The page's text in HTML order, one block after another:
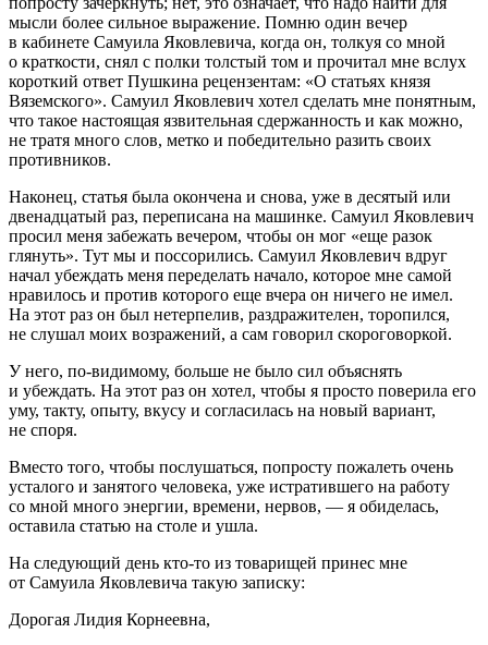
мысли более сильное выражение. Помню один вечер
в кабинете Самуила Яковлевича, когда он, толкуя со мной
о краткости, снял с полки толстый том и прочитал мне вслух
короткий ответ Пушкина рецензентам: «О статьях князя
Вяземского». Самуил Яковлевич хотел сделать мне понятным,
что такое настоящая язвительная сдержанность и как можно,
не тратя много слов, метко и победительно разить своих
противников.
Наконец, статья была окончена и снова, уже в десятый или
двенадцатый раз, переписана на машинке. Самуил Яковлевич
просил меня забежать вечером, чтобы он мог «еще разок
глянуть». Тут мы и поссорились. Самуил Яковлевич вдруг
начал убеждать меня переделать начало, которое мне самой
нравилось и против которого еще вчера он ничего не имел.
На этот раз он был нетерпелив, раздражителен, торопился,
не слушал моих возражений, а сам говорил скороговоркой.
У него, по-видимому, больше не было сил объяснять
и убеждать. На этот раз он хотел, чтобы я просто поверила его
уму, такту, опыту, вкусу и согласилась на новый вариант,
не споря.
Вместо того, чтобы послушаться, попросту пожалеть очень
усталого и занятого человека, уже истратившего на работу
со мной много энергии, времени, нервов, — я обиделась,
оставила статью на столе и ушла.
На следующий день кто-то из товарищей принес мне
от Самуила Яковлевича такую записку:
Дорогая Лидия Корнеевна,